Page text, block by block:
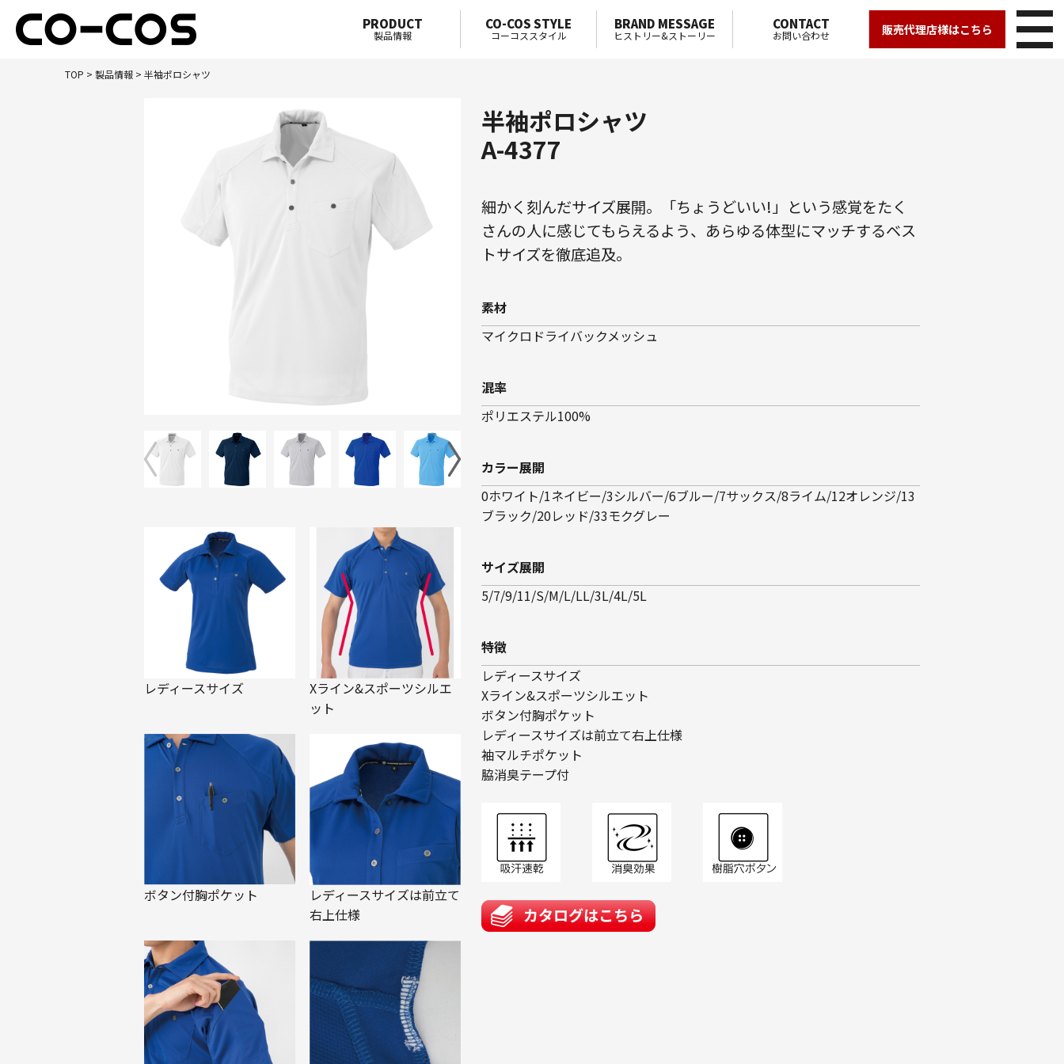
PRODUCT
製品情報
CO-COS STYLE
コーコススタイル
BRAND MESSAGE
ヒストリー&ストーリー
CONTACT
お問い合わせ 販売代理店様はこちら
TOP > 製品情報 > 半袖ポロシャツ
半袖ポロシャツ
A-4377
細かく刻んだサイズ展開。「ちょうどいい!」という感覚をたく
さんの人に感じてもらえるよう、あらゆる体型にマッチするベス
トサイズを徹底追及。
素材
マイクロドライバックメッシュ
混率
ポリエステル100%
カラー展開
0ホワイト/1ネイビー/3シルバー/6ブルー/7サックス/8ライム/12オレンジ/13
ブラック/20レッド/33モクグレー
サイズ展開
5/7/9/11/S/M/L/LL/3L/4L/5L
特徴
レディースサイズ
Xライン&スポーツシルエット
ボタン付胸ポケット
レディースサイズは前立て右上仕様
袖マルチポケット
脇消臭テープ付
レディースサイズ
Xライン&スポーツシルエ
ット
ボタン付胸ポケット
レディースサイズは前立て
右上仕様